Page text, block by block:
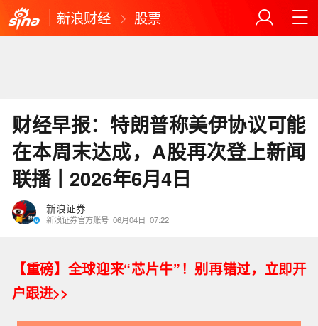
新浪财经 股票
财经早报：特朗普称美伊协议可能
在本周末达成，A股再次登上新闻
联播丨2026年6月4日
新浪证券
新浪证券官方账号 06月04日 07:22
【重磅】 全球迎来“芯片牛”！别再错过，立即开
户跟进>>